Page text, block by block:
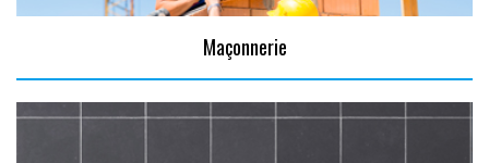
Maçonnerie